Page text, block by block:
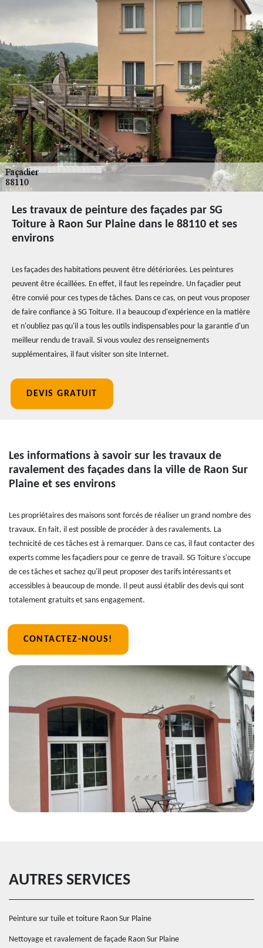
Les travaux de peinture des façades par SG
Toiture à Raon Sur Plaine dans le 88110 et ses
environs
Les façades des habitations peuvent être détériorées. Les peintures
peuvent être écaillées. En effet, il faut les repeindre. Un façadier peut
être convié pour ces types de tâches. Dans ce cas, on peut vous proposer
de faire confiance à SG Toiture. Il a beaucoup d'expérience en la matière
et n'oubliez pas qu'il a tous les outils indispensables pour la garantie d'un
meilleur rendu de travail. Si vous voulez des renseignements
supplémentaires, il faut visiter son site Internet.
DEVIS GRATUIT
Les informations à savoir sur les travaux de
ravalement des façades dans la ville de Raon Sur
Plaine et ses environs
Les propriétaires des maisons sont forcés de réaliser un grand nombre des
travaux. En fait, il est possible de procéder à des ravalements. La
technicité de ces tâches est à remarquer. Dans ce cas, il faut contacter des
experts comme les façadiers pour ce genre de travail. SG Toiture s'occupe
de ces tâches et sachez qu'il peut proposer des tarifs intéressants et
accessibles à beaucoup de monde. Il peut aussi établir des devis qui sont
totalement gratuits et sans engagement.
CONTACTEZ-NOUS!
AUTRES SERVICES
Peinture sur tuile et toiture Raon Sur Plaine
Nettoyage et ravalement de façade Raon Sur Plaine